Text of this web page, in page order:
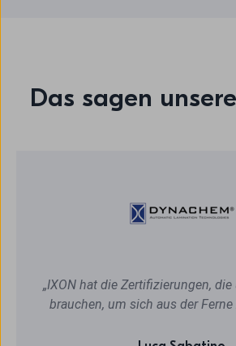
Das sagen
„IXON hat die Zertifizierungen,
brauchen, um sich aus der